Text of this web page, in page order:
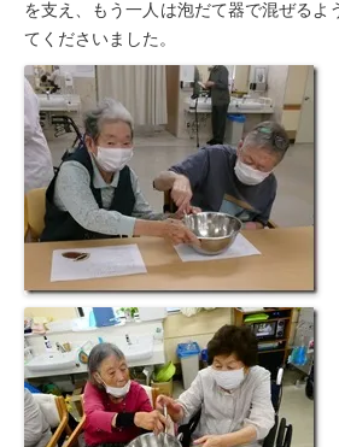
を支え、もう一人は泡だて器で混ぜるよ
てくださいました。